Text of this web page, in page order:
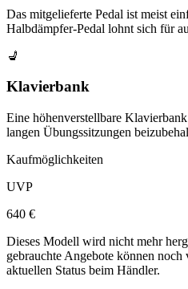
Das mitgelieferte Pedal ist meist
Halbdämpfer-Pedal lohnt sich für
💺
Klavierbank
Eine höhenverstellbare
langen Übungssitzungen
Kaufmöglichkeiten
UVP
640 €
Dieses Modell wird nicht mehr
gebrauchte Angebote können
aktuellen Status beim Händler.